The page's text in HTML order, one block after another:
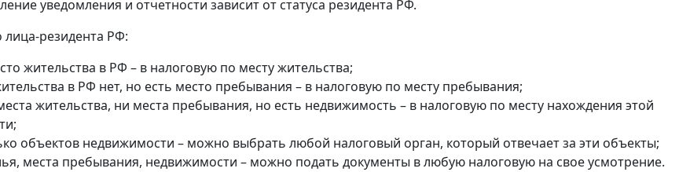
уведомления и отчетности зависит от статуса резидента РФ.
лица-резидента РФ:
жительства в РФ – в налоговую по месту жительства;
в РФ нет, но есть место пребывания – в налоговую по месту пребывания;
жительства, ни места пребывания, но есть недвижимость – в налоговую по месту нахождения этой
объектов недвижимости – можно выбрать любой налоговый орган, который отвечает за эти объекты;
места пребывания, недвижимости – можно подать документы в любую налоговую на свое усмотрение.